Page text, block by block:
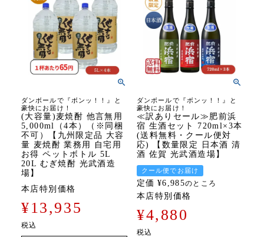
ダンボールで『ボンッ！！』と
豪快にお届け！
(大容量)麦焼酎 他言無用
5,000ml（4本）（※同梱
不可）【九州限定品 大容
量 麦焼酎 業務用 自宅用
お得 ペットボトル 5L
20L むぎ焼酎 光武酒造
場】
本店特別価格
¥13,935
税込
ダンボールで『ボンッ！！』と
豪快にお届け！
≪訳ありセール≫肥前浜
宿 生酒セット 720ml×3本
(送料無料・クール便対
応) 【数量限定 日本酒 清
酒 佐賀 光武酒造場】
クール便でお届け
定価 ¥6,985のところ
本店特別価格
¥4,880
税込